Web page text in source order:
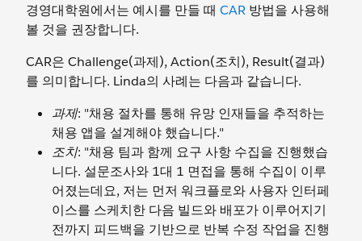
경영대학원에서는 예시를 만들 때 CAR 방법을 사용해
볼 것을 권장합니다.
CAR은 Challenge(과제), Action(조치), Result(결과)
를 의미합니다. Linda의 사례는 다음과 같습니다.
과제: "채용 절차를 통해 유망 인재들을 추적하는
채용 앱을 설계해야 했습니다."
조치: "채용 팀과 함께 요구 사항 수집을 진행했습
니다. 설문조사와 1대 1 면접을 통해 수집이 이루
어졌는데요, 저는 먼저 워크플로와 사용자 인터페
이스를 스케치한 다음 빌드와 배포가 이루어지기
전까지 피드백을 기반으로 반복 수정 작업을 진행